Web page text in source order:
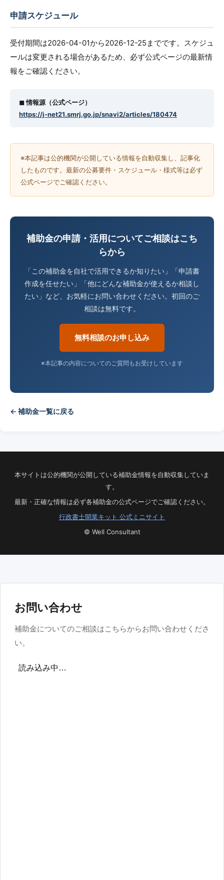
申請スケジュール
受付期間は2026-04-01から2026-12-25までです。スケジュ
ールは変更される場合があるため、必ず公式ページの最新情
報をご確認ください。
◼︎ 情報源（公式ページ）
https://j-net21.smrj.go.jp/snavi2/articles/180474
※本記事は公的機関が公開している情報を自動収集し、記事化
したものです。最新の公募要件・スケジュール・様式等は必ず
公式ページでご確認ください。
補助金の申請・活用についてご相談はこち
らから
「この補助金を自社で活用できるか知りたい」「申請書
作成を任せたい」「他にどんな補助金が使えるか相談し
たい」など、お気軽にお問い合わせください。初回のご
相談は無料です。
無料相談のお申し込み
※本記事の内容についてのご質問もお受けしています
← 補助金一覧に戻る
本サイトは公的機関が公開している補助金情報を自動収集していま
す。
最新・正確な情報は必ず各補助金の公式ページでご確認ください。
行政書士開業キット 公式ミニサイト
© Well Consultant
お問い合わせ
補助金についてのご相談はこちらからお問い合わせくださ
い。